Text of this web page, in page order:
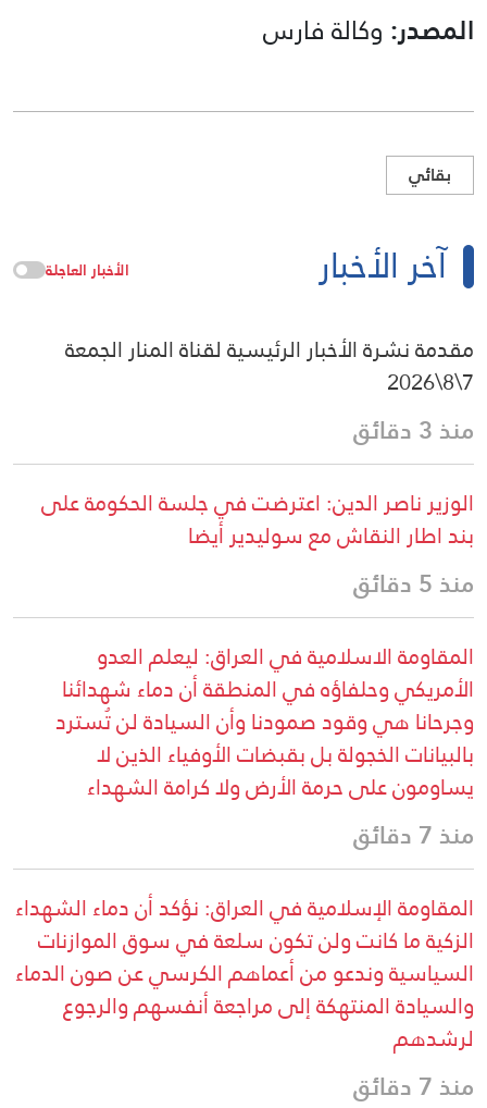
المصدر: وكالة فارس
بقائي
آخر الأخبار الأخبار العاجلة
مقدمة نشرة الأخبار الرئيسية لقناة المنار الجمعة
7\8\2026
منذ 3 دقائق
الوزير ناصر الدين: اعترضت في جلسة الحكومة على
بند اطار النقاش مع سوليدير أيضا
منذ 5 دقائق
المقاومة الاسلامية في العراق: ليعلم العدو
الأمريكي وحلفاؤه في المنطقة أن دماء شهدائنا
وجرحانا هي وقود صمودنا وأن السيادة لن تُسترد
بالبيانات الخجولة بل بقبضات الأوفياء الذين لا
يساومون على حرمة الأرض ولا كرامة الشهداء
منذ 7 دقائق
المقاومة الإسلامية في العراق: نؤكد أن دماء الشهداء
الزكية ما كانت ولن تكون سلعة في سوق الموازنات
السياسية وندعو من أعماهم الكرسي عن صون الدماء
والسيادة المنتهكة إلى مراجعة أنفسهم والرجوع
لرشدهم
منذ 7 دقائق